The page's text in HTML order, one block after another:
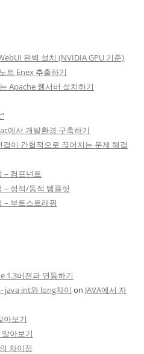
완벽 설치 (NVIDIA GPU 기준)
트 Enex 추출하기
Apache 웹서버 설치하기
에서 개발환경 구축하기
이 간헐적으로 끊어지는 문제 해결
– 컴포넌트
– 정적/동적 템플릿
– 부트스트래핑
1.3버젼과 연동하기
java int와 long차이 on JAVA에서 자
아보기
아보기
차이점